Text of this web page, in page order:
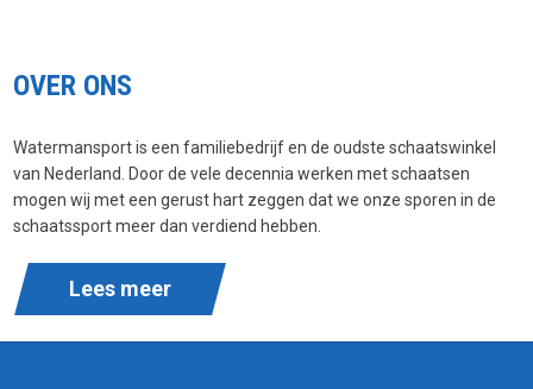
OVER ONS
Watermansport is een familiebedrijf en de oudste schaatswinkel
van Nederland. Door de vele decennia werken met schaatsen
mogen wij met een gerust hart zeggen dat we onze sporen in de
schaatssport meer dan verdiend hebben.
Lees meer